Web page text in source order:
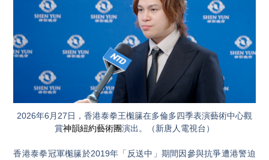
2026年6月27日，香港泰拳王櫆籘在多倫多四季表演藝術中心觀
賞神韻紐約藝術團演出。（新唐人電視台）
香港泰拳冠軍櫆籘於2019年「反送中」期間因參與抗爭遭港警迫